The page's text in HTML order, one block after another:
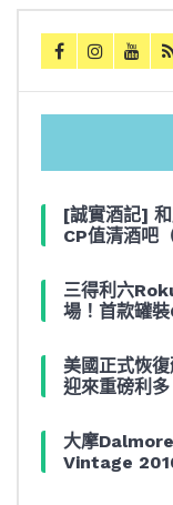
[誠實酒記]
CP值清酒吧
三得利六
場！首款罐
美國正式恢
迎來重磅利多
大摩Dalmore
Vintage